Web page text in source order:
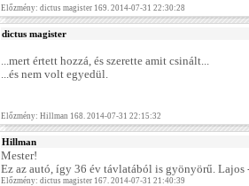
Előzmény: dictus magister 169. 2014-07-31 22:30:28
dictus magister
...mert értett hozzá, és szerette amit csinált...
...és nem volt egyedül.
Előzmény: Hillman 168. 2014-07-31 22:15:32
Hillman
Mester!
Ez az autó, így 36 év távlatából is gyönyörű. Lajos
Előzmény: dictus magister 167. 2014-07-31 21:40:39